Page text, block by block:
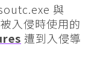
與
入侵時使用的
遭到入侵導